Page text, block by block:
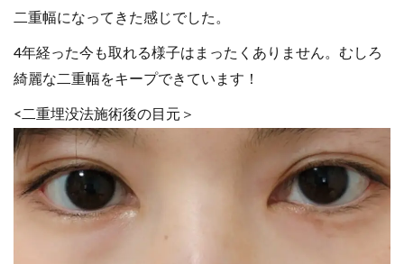
二重幅になってきた感じでした。
4年経った今も取れる様子はまったくありません。むしろ
綺麗な二重幅をキープできています！
<二重埋没法施術後の目元＞